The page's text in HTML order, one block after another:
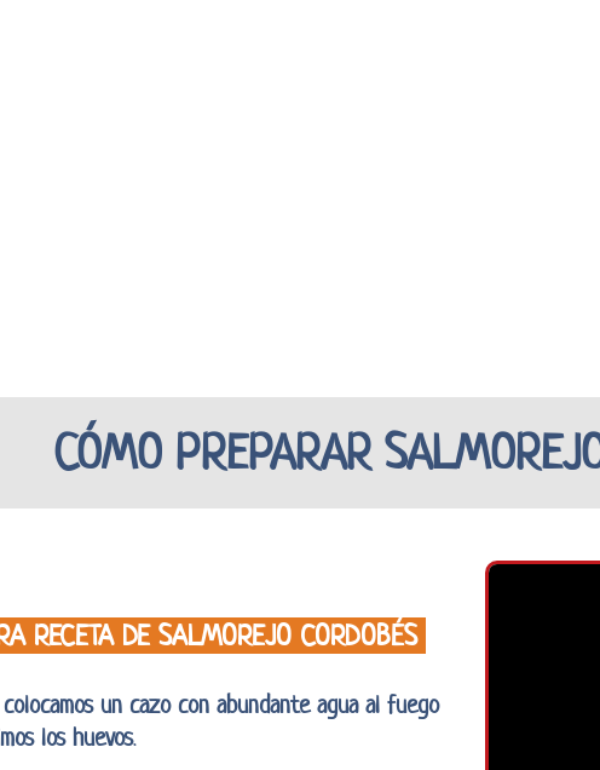
CÓMO PREPARAR
RECETA DE SALMOREJO CORDOBÉS
colocamos un cazo con abundante agua al fuego
los huevos.